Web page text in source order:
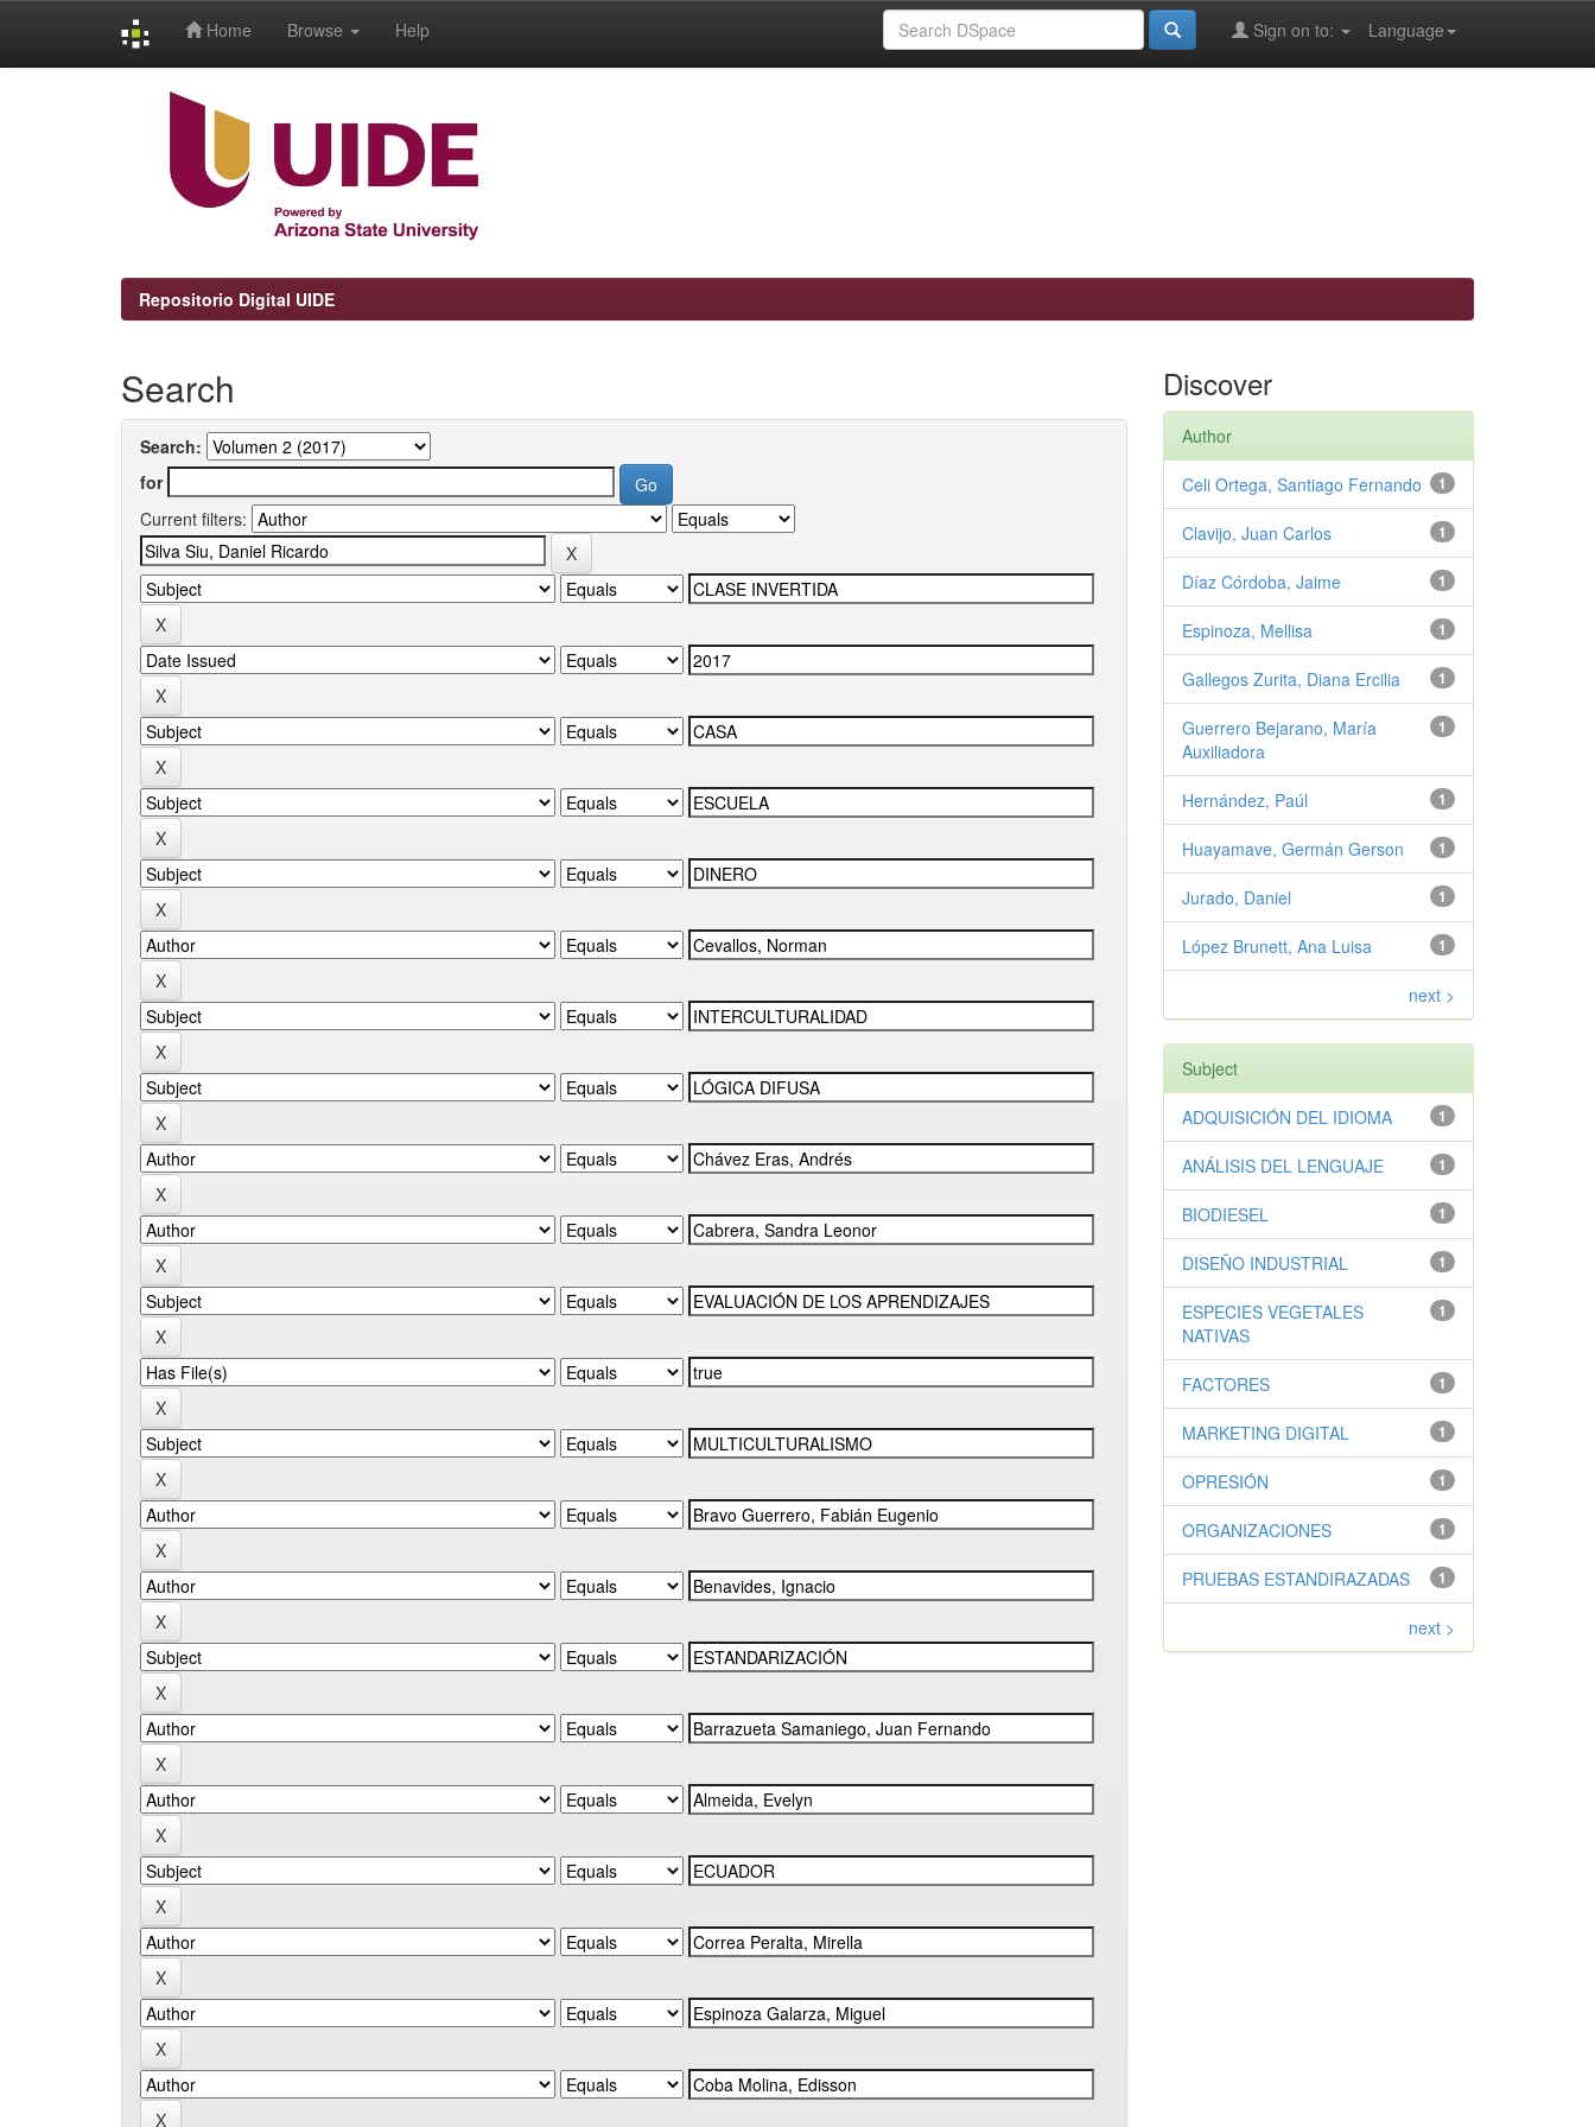
Home Browse Help Language
Sign on to:
Repositorio Digital UIDE
Search
Search:
for
Current filters:
Discover
Author
1
Celi Ortega, Santiago Fernando
1
Clavijo, Juan Carlos
1
Díaz Córdoba, Jaime
1
Espinoza, Mellisa
1
Gallegos Zurita, Diana Ercilia
1
Guerrero Bejarano, María
Auxiliadora
1
Hernández, Paúl
1
Huayamave, Germán Gerson
1
Jurado, Daniel
1
López Brunett, Ana Luisa
next >
Subject
1
ADQUISICIÓN DEL IDIOMA
1
ANÁLISIS DEL LENGUAJE
1
BIODIESEL
1
DISEÑO INDUSTRIAL
1
ESPECIES VEGETALES
NATIVAS
1
FACTORES
1
MARKETING DIGITAL
1
OPRESIÓN
1
ORGANIZACIONES
1
PRUEBAS ESTANDIRAZADAS
next >